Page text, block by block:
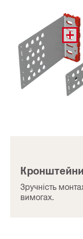
Кронштейни
Зручність
вимогах.